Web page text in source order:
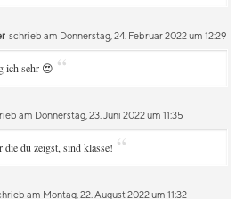
schrieb am Donnerstag, 24. Februar 2022 um 12:29
ich sehr 😍 “
am Donnerstag, 23. Juni 2022 um 11:35
die du zeigst, sind klasse! “
am Montag, 22. August 2022 um 11:32